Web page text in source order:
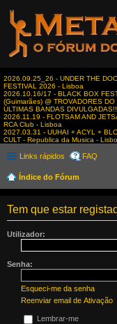
2026.09.25_26 - UNDER THE
FESTIVAL 2026 - Lisboa
2026.10.16/17 - BLACK BOX
(Guimarães) @ TROVADORES DO
ÚLTIMAS BANDAS
2026.11.19 - FLOTSAM AND
RCA Club - Lisboa
2027.03.31 - UUHAI + ACYL +
CULT - Republica da Musica -
Links rápidos FAQ
Índice do Fórum
Tem que estar
Utilizador:
Senha:
Esqueci-me da senha
Reenviar email de Ativação
Lembrar-me